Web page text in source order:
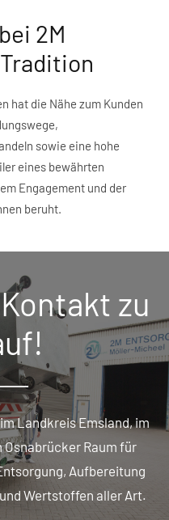
2M
hat die Nähe zum Kunden
sowie eine hohe
eines bewährten
Engagement und der
beruht.
zu
Landkreis Emsland, im
Raum für
Aufbereitung
Wertstoffen aller Art.